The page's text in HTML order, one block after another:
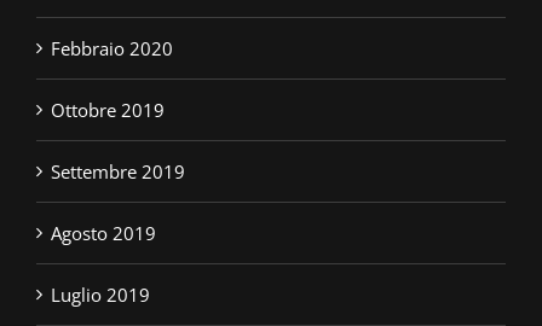
Febbraio 2020
Ottobre 2019
Settembre 2019
Agosto 2019
Luglio 2019